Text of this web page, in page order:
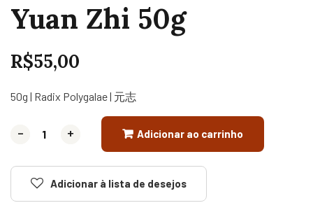
Yuan Zhi 50g
R$55,00
50g | Radix Polygalae | 元志
- +
- + Adicionar ao carrinho
Adicionar à lista de desejos